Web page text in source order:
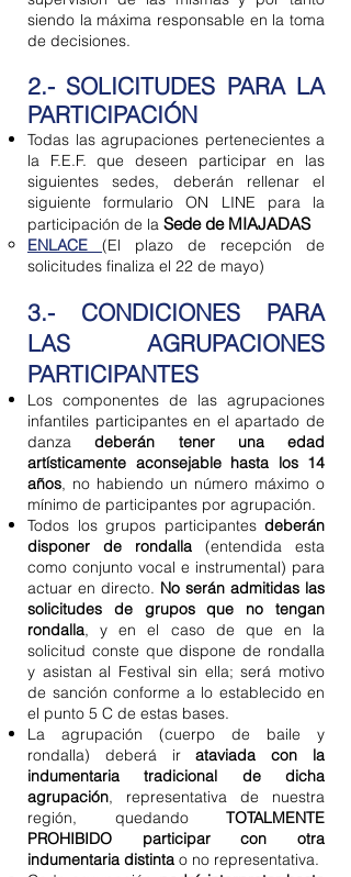
siendo la máxima responsable en la toma
de decisiones.
2.- SOLICITUDES PARA LA
PARTICIPACIÓN
Todas las agrupaciones pertenecientes a
la F.E.F. que deseen participar en las
siguientes sedes, deberán rellenar el
siguiente formulario ON LINE para la
participación de la Sede de MIAJADAS
ENLACE (El plazo de recepción de
solicitudes finaliza el 22 de mayo​)
3.- CONDICIONES PARA
LAS AGRUPACIONES
PARTICIPANTES
Los componentes de las agrupaciones
infantiles participantes en el apartado de
danzadeberán tener una edad
artísticamente aconsejable hasta los 14
años, no habiendo un número máximo o
mínimo de participantes por agrupación.
Todos los grupos participantes deberán
disponer de rondalla (entendida esta
como conjunto vocal e instrumental) para
actuar en directo. No serán admitidas las
solicitudes de grupos que no tengan
rondalla, y en el caso de que en la
solicitud conste que dispone de rondalla
y asistan al Festival sin ella; será motivo
de sanción conforme a lo establecido en
el punto 5 C de estas bases.
La agrupación (cuerpo de baile y
rondalla) deberá irataviada con la
indumentaria tradicional de dicha
agrupación, representativa de nuestra
región, quedando TOTALMENTE
PROHIBIDO participar con otra
indumentaria distinta o no representativa.